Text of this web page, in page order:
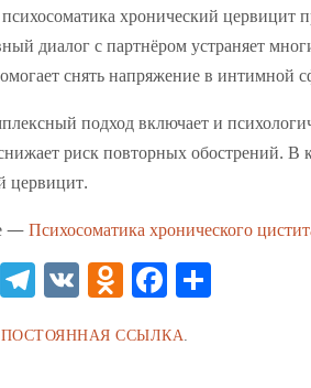
хронический
диалог с партнёром устраняет
снять напряжение в интимной
подход включает и
риск повторных обострений. В
цервицит.
—Психосоматика хронического
Vi T
e
V O
n
F
c
ПОСТОЯННАЯ ССЫЛКА